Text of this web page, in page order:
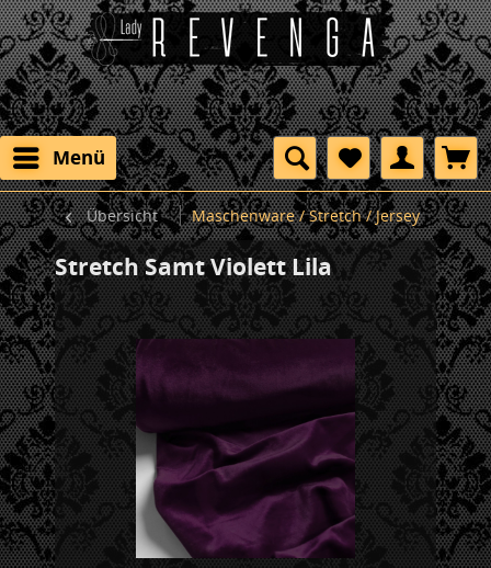
Menü
Übersicht Maschenware / Stretch / Jersey
Stretch Samt Violett Lila